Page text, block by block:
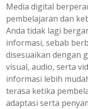
Media digital
pembelajaran dan
Anda tidak lagi
informasi, sebab
disesuaikan dengan
visual, audio, serta
informasi lebih
terasa ketika
adaptasi serta